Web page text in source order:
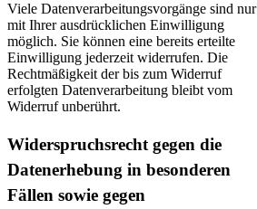
Viele Datenverarbeitungsvorgänge sind nur
mit Ihrer ausdrücklichen Einwilligung
möglich. Sie können eine bereits erteilte
Einwilligung jederzeit widerrufen. Die
Rechtmäßigkeit der bis zum Widerruf
erfolgten Datenverarbeitung bleibt vom
Widerruf unberührt.
Widerspruchsrecht gegen die
Datenerhebung in besonderen
Fällen sowie gegen